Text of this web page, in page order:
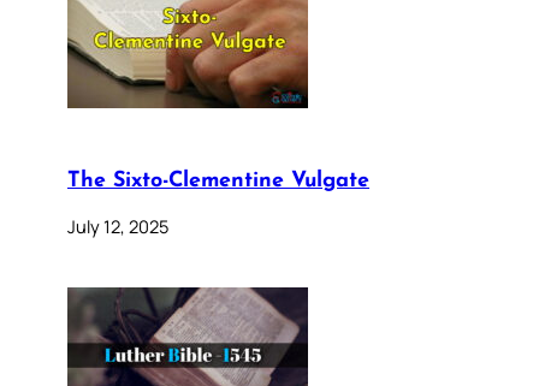
The Sixto-Clementine Vulgate
July 12, 2025